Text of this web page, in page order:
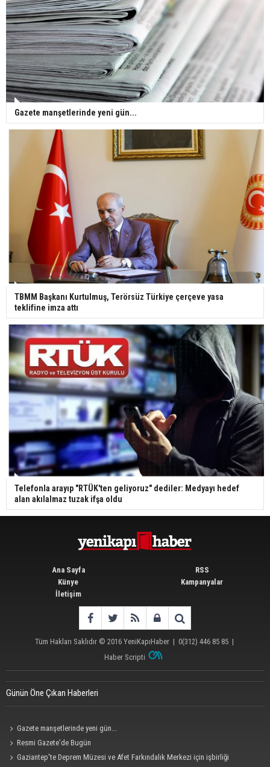
Gazete manşetlerinde yeni gün...
TBMM Başkanı Kurtulmuş, Terörsüz Türkiye çerçeve yasa
teklifine imza attı
Telefonla arayıp "RTÜK'ten geliyoruz" dediler: Medyayı hedef
alan akılalmaz tuzak ifşa oldu
Ana Sayfa
Künye
İletişim
RSS
Kampanyalar
Tüm Hakları Saklıdır © 2016 YeniKapıHaber| 0(312) 446 85 85|
Haber Scripti
Günün Öne Çıkan Haberleri
Gazete manşetlerinde yeni gün...
Resmi Gazete'de Bugün
Gaziantep'te Deprem Müzesi ve Afet Farkındalık Merkezi için işbirliği